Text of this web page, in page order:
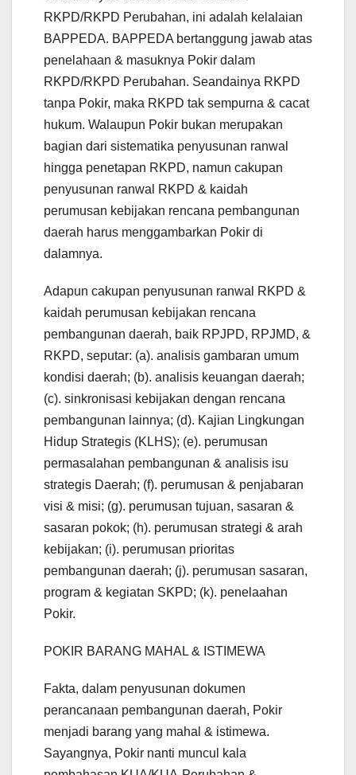
RKPD/RKPD Perubahan, ini adalah kelalaian
BAPPEDA. BAPPEDA bertanggung jawab atas
penelahaan & masuknya Pokir dalam
RKPD/RKPD Perubahan. Seandainya RKPD
tanpa Pokir, maka RKPD tak sempurna & cacat
hukum. Walaupun Pokir bukan merupakan
bagian dari sistematika penyusunan ranwal
hingga penetapan RKPD, namun cakupan
penyusunan ranwal RKPD & kaidah
perumusan kebijakan rencana pembangunan
daerah harus menggambarkan Pokir di
dalamnya.
Adapun cakupan penyusunan ranwal RKPD &
kaidah perumusan kebijakan rencana
pembangunan daerah, baik RPJPD, RPJMD, &
RKPD, seputar: (a). analisis gambaran umum
kondisi daerah; (b). analisis keuangan daerah;
(c). sinkronisasi kebijakan dengan rencana
pembangunan lainnya; (d). Kajian Lingkungan
Hidup Strategis (KLHS); (e). perumusan
permasalahan pembangunan & analisis isu
strategis Daerah; (f). perumusan & penjabaran
visi & misi; (g). perumusan tujuan, sasaran &
sasaran pokok; (h). perumusan strategi & arah
kebijakan; (i). perumusan prioritas
pembangunan daerah; (j). perumusan sasaran,
program & kegiatan SKPD; (k). penelaahan
Pokir.
POKIR BARANG MAHAL & ISTIMEWA
Fakta, dalam penyusunan dokumen
perancanaan pembangunan daerah, Pokir
menjadi barang yang mahal & istimewa.
Sayangnya, Pokir nanti muncul kala